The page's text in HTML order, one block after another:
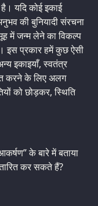
यदि कोई इकाई
की बुनियादी संरचना
में जन्म लेने का विकल्प
इस प्रकार हमें कुछ ऐसी
इकाइयाँ, स्वतंत्र
करने के लिए अलग
को छोड़कर, स्थिति
के बारे में बताया
कर सकते हैं?